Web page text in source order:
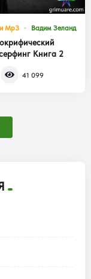
Mp3 Вадим Зеланд
Книга 2
41 099